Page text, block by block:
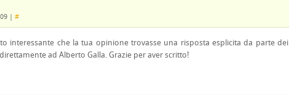
| #
interessante che la tua opinione trovasse una risposta esplicita da parte dei
ad Alberto Galla. Grazie per aver scritto!